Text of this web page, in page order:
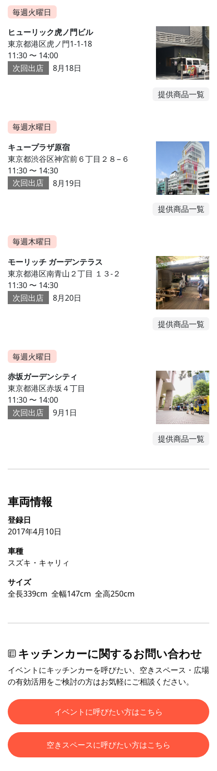
毎週火曜日
ヒューリック虎ノ門ビル
東京都港区虎ノ門1-1-18
11:30 〜 14:00
次回出店
8月18日
提供商品一覧
毎週水曜日
キュープラザ原宿
東京都渋谷区神宮前６丁目２８−６
11:30 〜 14:30
次回出店
8月19日
提供商品一覧
毎週木曜日
モーリッチ ガーデンテラス
東京都港区南青山２丁目 １３-２
11:30 〜 14:30
次回出店
8月20日
提供商品一覧
毎週火曜日
赤坂ガーデンシティ
東京都港区赤坂４丁目
11:30 〜 14:00
次回出店
9月1日
提供商品一覧
車両情報
登録日
2017年4月10日
車種
スズキ・キャリィ
サイズ
全長339cm 全幅147cm 全高250cm
キッチンカーに関するお問い合わせ
イベントにキッチンカーを呼びたい、空きスペース・広場
の有効活用をご検討の方はお気軽にご相談ください。
イベントに呼びたい方はこちら
空きスペースに呼びたい方はこちら